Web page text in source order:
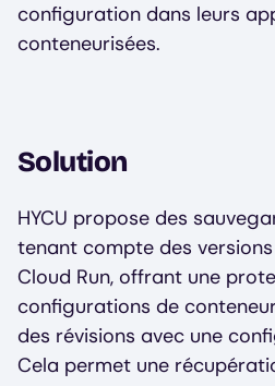
configuration dans leurs
conteneurisées.
Solution
HYCU propose des
tenant compte des
Cloud Run, offrant une
configurations de
des révisions avec une
Cela permet une